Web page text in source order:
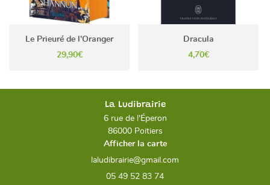
Le Prieuré de l'Oranger
29,90€
Dracula
4,70€
La Ludibrairie
6 rue de l'Éperon
86000 Poitiers
Afficher la carte
05 49 52 83 74